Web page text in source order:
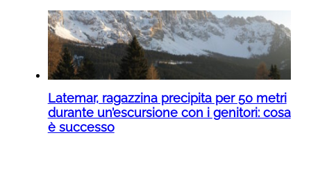
Latemar, ragazzina precipita per 50 metri
durante un’escursione con i genitori: cosa
è successo